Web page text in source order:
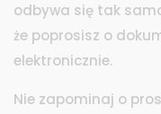
odbywa się tak
że poprosisz o
elektronicznie.
Nie zapominaj o